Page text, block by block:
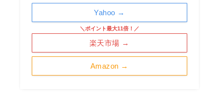
Amazon →
＼ポイント最大11倍！／
楽天市場 →
Yahoo →